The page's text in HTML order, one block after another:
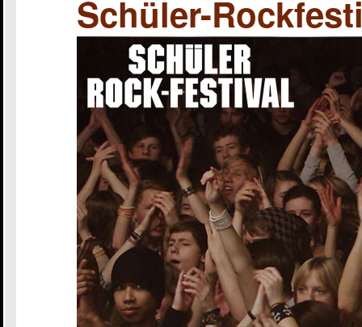
Schüler-